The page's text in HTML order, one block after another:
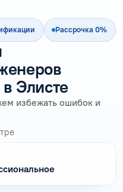
Рассрочка 0%
Элисте
избежать ошибок и